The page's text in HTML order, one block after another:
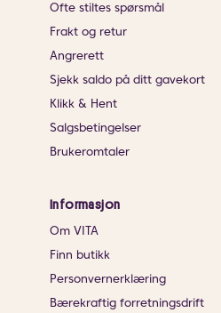
Ofte stiltes spørsmål
Frakt og retur
Angrerett
Sjekk saldo på ditt gavekort
Klikk & Hent
Salgsbetingelser
Brukeromtaler
Informasjon
Om VITA
Finn butikk
Personvernerklæring
Bærekraftig forretningsdrift